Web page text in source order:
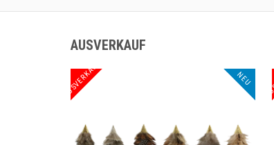
AUSVERKAUF
AUSVERKAUF NEU